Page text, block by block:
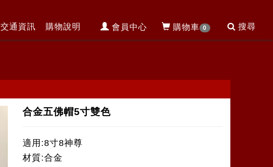
會員中心 購物車 0 搜尋
交通資訊 購物說明
合金五佛帽5寸雙色
適用:8寸8神尊
材質:合金